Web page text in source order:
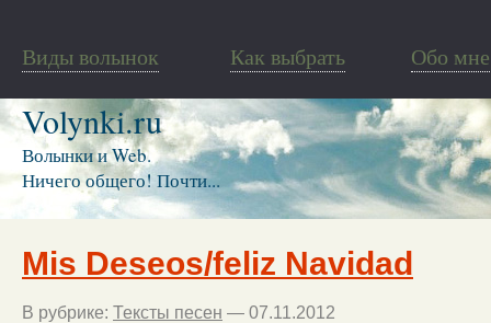
Виды волынок Как выбрать Обо мне
Volynki.ru
Волынки и Web.
Ничего общего! Почти...
Mis Deseos/feliz Navidad
В рубрике: Тексты песен — 07.11.2012